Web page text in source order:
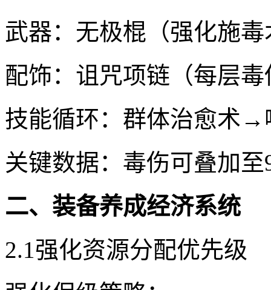
武器：无极棍（强化施
配饰：诅咒项链（每层毒
技能循环：群体治愈术
关键数据：毒伤可叠加
二、装备养成经济系统
2.1强化资源分配优先级